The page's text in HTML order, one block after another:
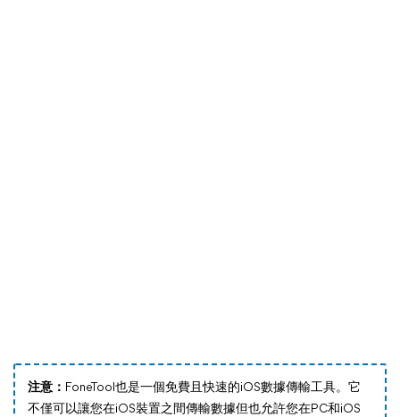
注意： FoneTool也是一個免費且快速的iOS數據傳輸工具。它
不僅可以讓您在iOS裝置之間傳輸數據但也允許您在PC和iOS